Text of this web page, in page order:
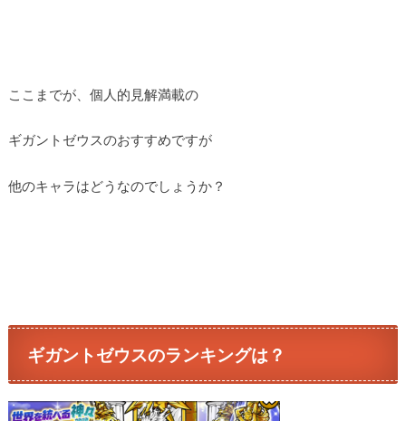
ここまでが、個人的見解満載の
ギガントゼウスのおすすめですが
他のキャラはどうなのでしょうか？
ギガントゼウスのランキングは？